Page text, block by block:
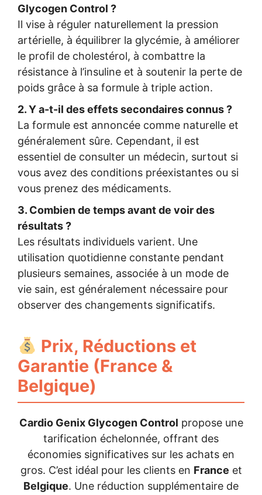
Glycogen Control ?
Il vise à réguler naturellement la pression
artérielle, à équilibrer la glycémie, à améliorer
le profil de cholestérol, à combattre la
résistance à l’insuline et à soutenir la perte de
poids grâce à sa formule à triple action.
2. Y a-t-il des effets secondaires connus ?
La formule est annoncée comme naturelle et
généralement sûre. Cependant, il est
essentiel de consulter un médecin, surtout si
vous avez des conditions préexistantes ou si
vous prenez des médicaments.
3. Combien de temps avant de voir des
résultats ?
Les résultats individuels varient. Une
utilisation quotidienne constante pendant
plusieurs semaines, associée à un mode de
vie sain, est généralement nécessaire pour
observer des changements significatifs.
Prix, Réductions et
Garantie (France &
Belgique)
Cardio Genix Glycogen Control propose une
tarification échelonnée, offrant des
économies significatives sur les achats en
gros. C’est idéal pour les clients en France et
Belgique. Une réduction supplémentaire de